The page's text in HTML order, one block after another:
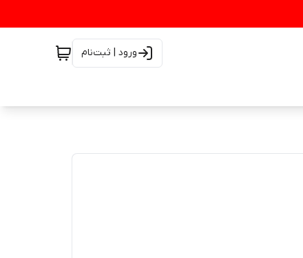
ورود | ثبت‌نام